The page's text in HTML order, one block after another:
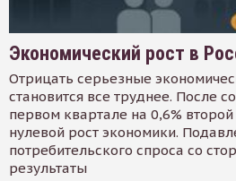
Экономический рост в
Отрицать серьезные
становится все труднее. После
первом квартале на 0,6%
нулевой рост экономики.
потребительского спроса со
результаты